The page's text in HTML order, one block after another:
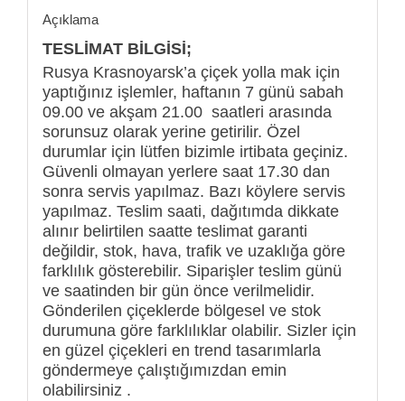
Açıklama
TESLİMAT BİLGİSİ;
Rusya Krasnoyarsk’a çiçek yolla mak için
yaptığınız işlemler, haftanın 7 günü sabah
09.00 ve akşam 21.00 saatleri arasında
sorunsuz olarak yerine getirilir. Özel
durumlar için lütfen bizimle irtibata geçiniz.
Güvenli olmayan yerlere saat 17.30 dan
sonra servis yapılmaz. Bazı köylere servis
yapılmaz. Teslim saati, dağıtımda dikkate
alınır belirtilen saatte teslimat garanti
değildir, stok, hava, trafik ve uzaklığa göre
farklılık gösterebilir. Siparişler teslim günü
ve saatinden bir gün önce verilmelidir.
Gönderilen çiçeklerde bölgesel ve stok
durumuna göre farklılıklar olabilir. Sizler için
en güzel çiçekleri en trend tasarımlarla
göndermeye çalıştığımızdan emin
olabilirsiniz .